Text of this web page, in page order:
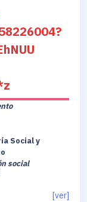
Social y
social
[ver]